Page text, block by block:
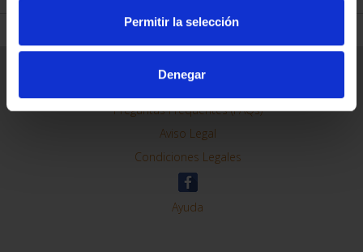
Permitir la selección
Denegar
Información General
Contacto
Preguntas Frequentes (FAQs)
Aviso Legal
Condiciones Legales
Ayuda